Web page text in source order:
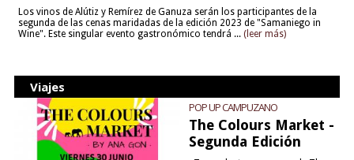
Los vinos de Alútiz y Remírez de Ganuza serán los participantes de la
segunda de las cenas maridadas de la edición 2023 de "Samaniego in
Wine". Este singular evento gastronómico tendrá ... (leer más)
Viajes
POP UP CAMPUZANO
The Colours Market -
Segunda Edición